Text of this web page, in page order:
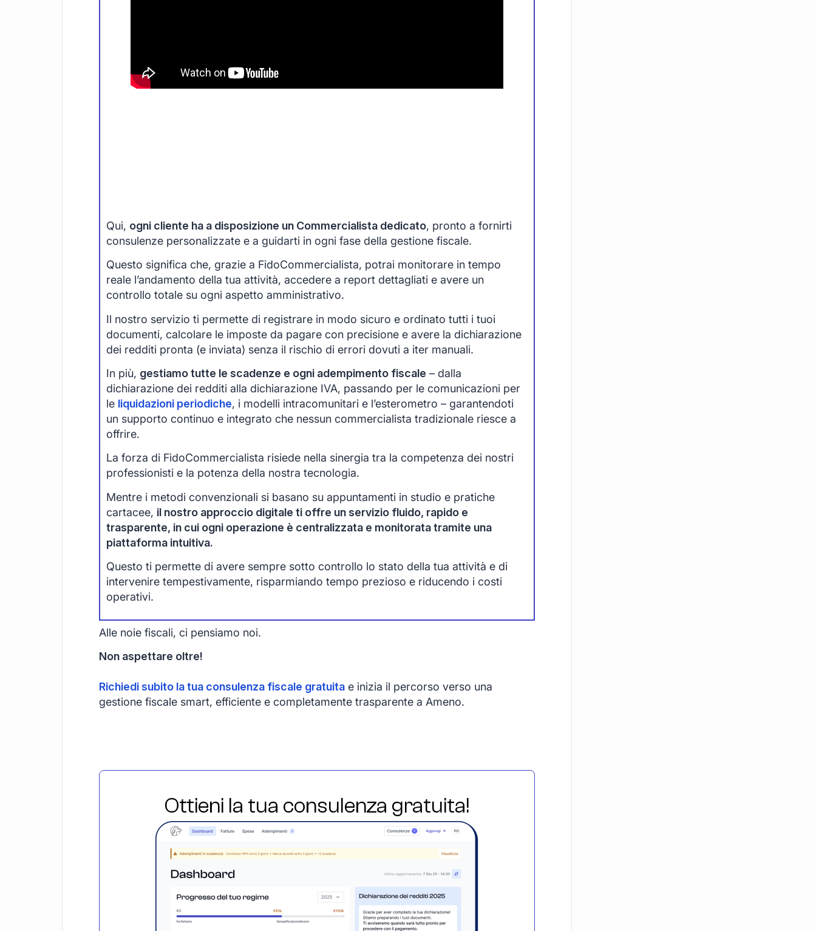
Qui, ogni cliente ha a disposizione un Commercialista dedicato, pronto a fornirti
consulenze personalizzate e a guidarti in ogni fase della gestione fiscale.
Questo significa che, grazie a FidoCommercialista, potrai monitorare in tempo
reale l’andamento della tua attività, accedere a report dettagliati e avere un
controllo totale su ogni aspetto amministrativo.
Il nostro servizio ti permette di registrare in modo sicuro e ordinato tutti i tuoi
documenti, calcolare le imposte da pagare con precisione e avere la dichiarazione
dei redditi pronta (e inviata) senza il rischio di errori dovuti a iter manuali.
In più, gestiamo tutte le scadenze e ogni adempimento fiscale – dalla
dichiarazione dei redditi alla dichiarazione IVA, passando per le comunicazioni per
le liquidazioni periodiche, i modelli intracomunitari e l’esterometro – garantendoti
un supporto continuo e integrato che nessun commercialista tradizionale riesce a
offrire.
La forza di FidoCommercialista risiede nella sinergia tra la competenza dei nostri
professionisti e la potenza della nostra tecnologia.
Mentre i metodi convenzionali si basano su appuntamenti in studio e pratiche
cartacee, il nostro approccio digitale ti offre un servizio fluido, rapido e
trasparente, in cui ogni operazione è centralizzata e monitorata tramite una
piattaforma intuitiva.
Questo ti permette di avere sempre sotto controllo lo stato della tua attività e di
intervenire tempestivamente, risparmiando tempo prezioso e riducendo i costi
operativi.
Alle noie fiscali, ci pensiamo noi.
Non aspettare oltre!
Richiedi subito la tua consulenza fiscale gratuita e inizia il percorso verso una
gestione fiscale smart, efficiente e completamente trasparente a Ameno.
Ottieni la tua consulenza gratuita!